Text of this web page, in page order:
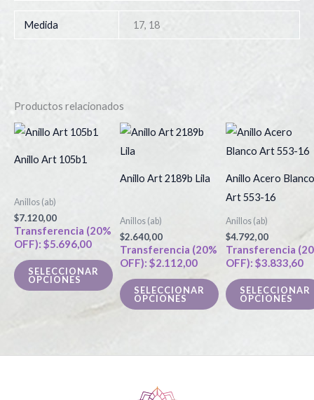
Medida 17, 18
Productos relacionados
Anillo Art 105b1
Anillos (ab)
$7.120,00
Transferencia (20%
OFF): $5.696,00
SELECCIONAR
OPCIONES
Este
producto
Las
opciones
se
pueden
elegir
página
producto
Anillo Art 2189b Lila
Anillos (ab)
$2.640,00
Transferencia (20%
OFF): $2.112,00
SELECCIONAR
OPCIONES
Este
producto
Las
opciones
se
pueden
elegir
página
Anillo Acero Blanco
Art 553-16
Anillos (ab)
$4.792,00
Transferencia
OFF): $3.833,60
SELECCIONAR
OPCIONES